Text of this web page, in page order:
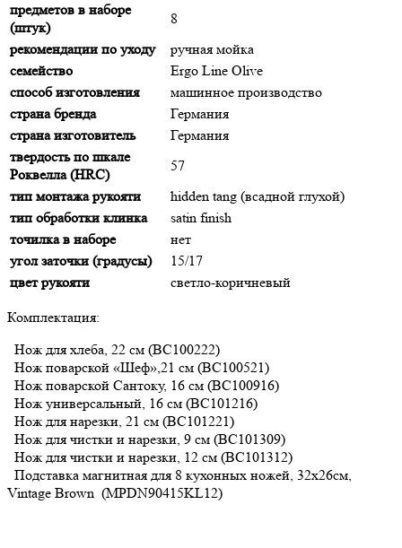
предметов в наборе
(штук)
8
рекомендации по уходу
ручная мойка
семейство
Ergo Line Olive
способ изготовления
машинное производство
страна бренда
Германия
страна изготовитель
Германия
твердость по шкале
Роквелла (HRC)
57
тип монтажа рукояти
hidden tang (всадной глухой)
тип обработки клинка
satin finish
точилка в наборе
нет
угол заточки (градусы)
15/17
цвет рукояти
светло-коричневый
Комплектация:
Нож для хлеба, 22 см (BC100222)
Нож поварской «Шеф»,21 см (BC100521)
Нож поварской Сантоку, 16 см (BC100916)
Нож универсальный, 16 см (BC101216)
Нож для нарезки, 21 см (BC101221)
Нож для чистки и нарезки, 9 см (BC101309)
Нож для чистки и нарезки, 12 см (BC101312)
Подставка магнитная для 8 кухонных ножей, 32х26см,
Vintage Brown (MPDN90415KL12)